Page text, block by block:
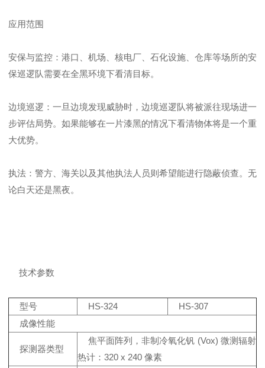
应用范围
安保与监控：港口、机场、核电厂、石化设施、仓库等场所的安
保巡逻队需要在全黑环境下看清目标。
边境巡逻：一旦边境发现威胁时，边境巡逻队将被派往现场进一
步评估局势。如果能够在一片漆黑的情况下看清物体将是一个重
大优势。
执法：警方、海关以及其他执法人员则希望能进行隐蔽侦查。无
论白天还是黑夜。
技术参数
型号 HS-324
HS-307
成像性能
探测器类型
焦平面阵列，非制冷氧化钒 (Vox) 微测辐射
热计：320 x 240 像素